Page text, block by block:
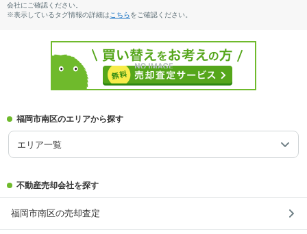
会社にご確認ください。
※表示しているタグ情報の詳細は こちらをご確認ください。
福岡市南区のエリアから探す
エリア一覧
不動産売却会社を探す
福岡市南区の売却査定